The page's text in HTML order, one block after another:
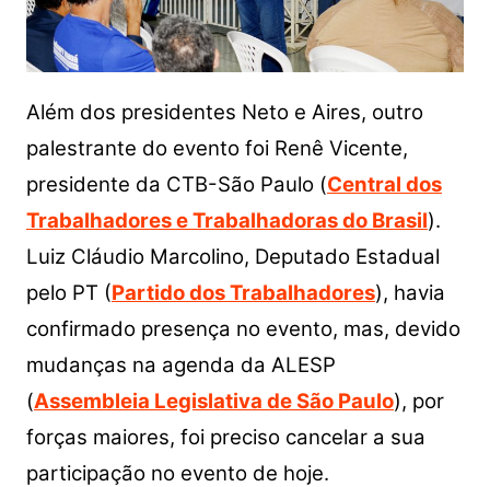
Além dos presidentes Neto e Aires, outro
palestrante do evento foi Renê Vicente,
presidente da CTB-São Paulo (Central dos
Trabalhadores e Trabalhadoras do Brasil).
Luiz Cláudio Marcolino, Deputado Estadual
pelo PT (Partido dos Trabalhadores), havia
confirmado presença no evento, mas, devido
mudanças na agenda da ALESP
(Assembleia Legislativa de São Paulo), por
forças maiores, foi preciso cancelar a sua
participação no evento de hoje.